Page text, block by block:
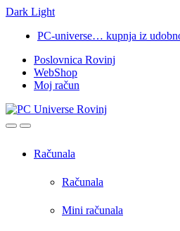
Dark Light
navigation
content
PC-universe… kupnja iz
Poslovnica Rovinj
WebShop
Moj račun
OpenClose
Računala
Računala
Mini računala